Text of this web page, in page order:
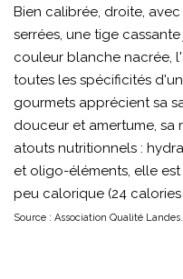
Bien calibrée, droite,
serrées, une tige
couleur blanche nacrée,
toutes les spécificités
gourmets apprécient sa
douceur et amertume, sa
atouts nutritionnels :
et oligo-éléments, elle
peu calorique (24 calories
Source : Association Qualité Landes.